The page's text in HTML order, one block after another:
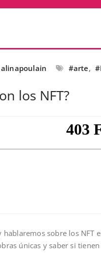
alinapoulain #arte,
los NFT?
hablaremos sobre los
únicas y saber si